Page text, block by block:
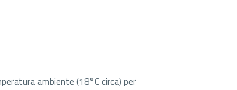
ambiente (18°C circa) per